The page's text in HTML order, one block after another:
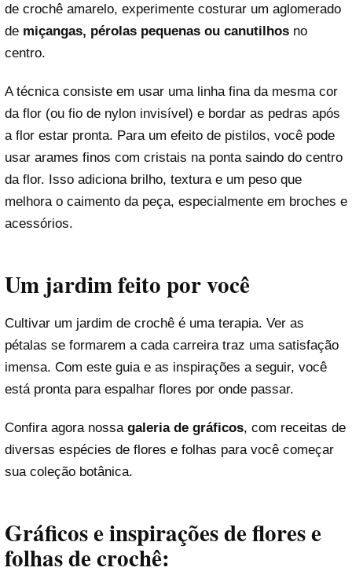
de crochê amarelo, experimente costurar um aglomerado
de miçangas, pérolas pequenas ou canutilhos no
centro.
A técnica consiste em usar uma linha fina da mesma cor
da flor (ou fio de nylon invisível) e bordar as pedras após
a flor estar pronta. Para um efeito de pistilos, você pode
usar arames finos com cristais na ponta saindo do centro
da flor. Isso adiciona brilho, textura e um peso que
melhora o caimento da peça, especialmente em broches e
acessórios.
Um jardim feito por você
Cultivar um jardim de crochê é uma terapia. Ver as
pétalas se formarem a cada carreira traz uma satisfação
imensa. Com este guia e as inspirações a seguir, você
está pronta para espalhar flores por onde passar.
Confira agora nossa galeria de gráficos, com receitas de
diversas espécies de flores e folhas para você começar
sua coleção botânica.
Gráficos e inspirações de flores e
folhas de crochê: